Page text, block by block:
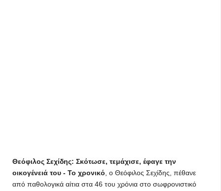
Θεόφιλος Σεχίδης: Σκότωσε, τεμάχισε, έφαγε την
οικογένειά του - Το χρονικό , ο Θεόφιλος Σεχίδης, πέθανε
από παθολογικά αίτια στα 46 του χρόνια στο σωφρονιστικό